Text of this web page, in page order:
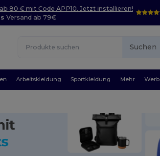
80 € mit Code APP10. Jetzt installieren!
Versand ab 79€
Suchen
Arbeitskleidung Sportkleidung Mehr